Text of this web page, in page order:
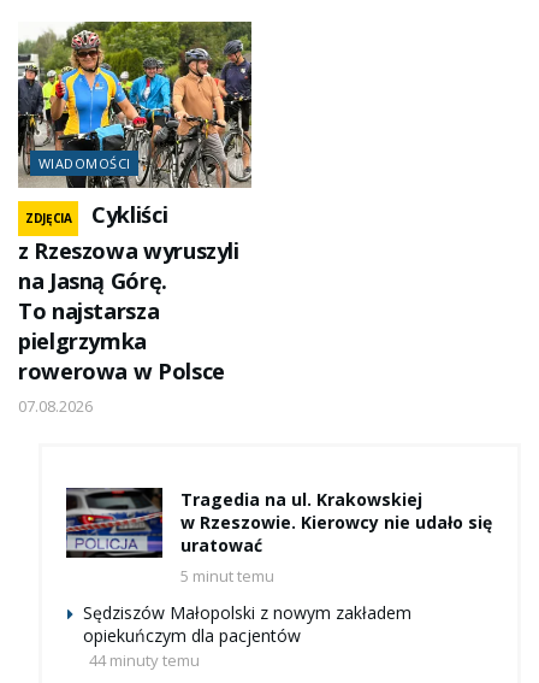
WIADOMOŚCI
ZDJĘCIA
Cykliści
z Rzeszowa wyruszyli
na Jasną Górę.
To najstarsza
pielgrzymka
rowerowa w Polsce
07.08.2026
Tragedia na ul. Krakowskiej
w Rzeszowie. Kierowcy nie udało się
uratować
5 minut temu
Sędziszów Małopolski z nowym zakładem
opiekuńczym dla pacjentów
44 minuty temu